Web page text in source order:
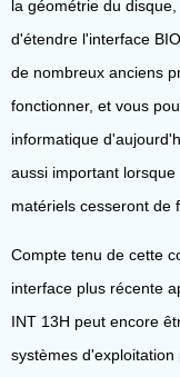
la géométrie du
d'étendre l'interface
de nombreux anciens
fonctionner, et vous
informatique
aussi important
matériels cesseront de
Compte tenu de cette
interface plus récente
INT 13H peut encore
systèmes